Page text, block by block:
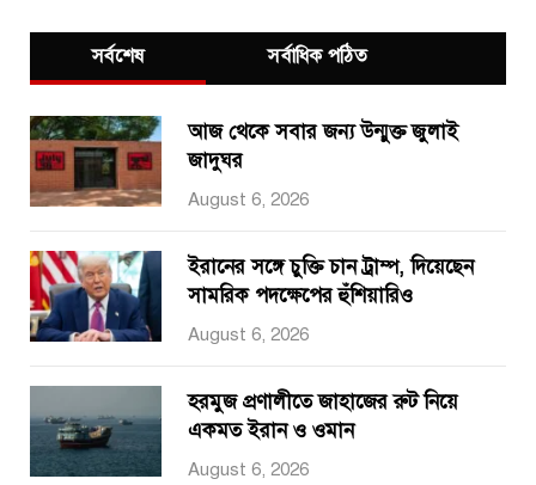
সর্বশেষ সর্বাধিক পঠিত
আজ থেকে সবার জন্য উন্মুক্ত জুলাই
জাদুঘর
August 6, 2026
ইরানের সঙ্গে চুক্তি চান ট্রাম্প, দিয়েছেন
সামরিক পদক্ষেপের হুঁশিয়ারিও
August 6, 2026
হরমুজ প্রণালীতে জাহাজের রুট নিয়ে
একমত ইরান ও ওমান
August 6, 2026